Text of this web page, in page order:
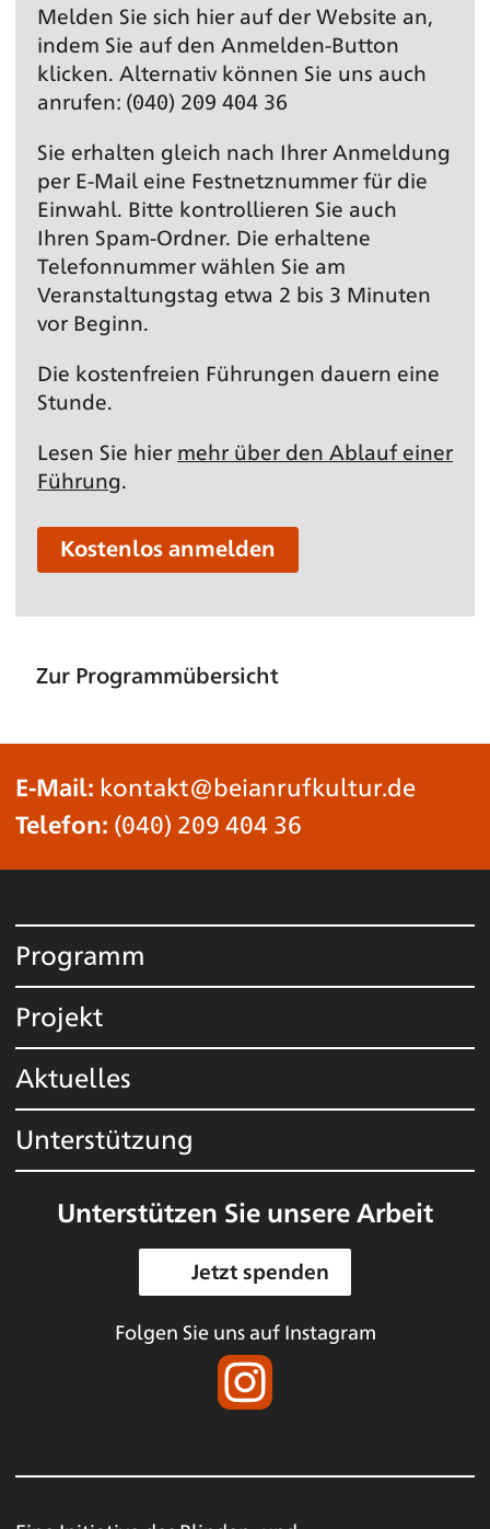
Melden Sie sich hier auf der Website an,
indem Sie auf den Anmelden-Button
klicken. Alternativ können Sie uns auch
anrufen: (040) 209 404 36
Sie erhalten gleich nach Ihrer Anmeldung
per E-Mail eine Festnetz­nummer für die
Einwahl. Bitte kontrollieren Sie auch
Ihren Spam-Ordner. Die erhaltene
Telefonnummer wählen Sie am
Veranstaltungs­tag etwa 2 bis 3 Minuten
vor Beginn.
Die kostenfreien Führungen dauern eine
Stunde.
Lesen Sie hier mehr über den Ablauf einer
Führung.
Kostenlos anmelden
Zur Programmübersicht
E-Mail: kontakt@beianrufkultur.de
Telefon: (040) 209 404 36
Programm
Projekt
Aktuelles
Unterstützung
Unterstützen Sie unsere Arbeit
Jetzt spenden
Folgen Sie uns auf Instagram